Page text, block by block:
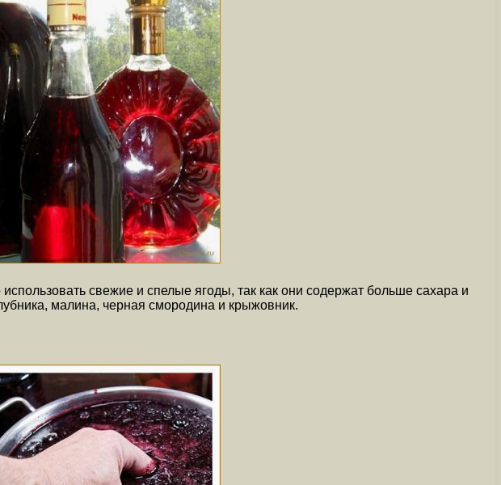
свежие и спелые ягоды, так как они содержат больше сахара и
малина, черная смородина и крыжовник.